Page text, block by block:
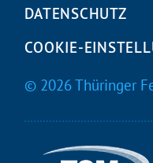
DATENSCHUTZ
COOKIE-
© 2026 Thüringer